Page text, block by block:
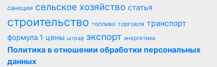
санкции сельское хозяйство статья
строительство топливо торговля транспорт
формула 1 цены штраф экспорт энергетика
Политика в отношении обработки персональных
данных